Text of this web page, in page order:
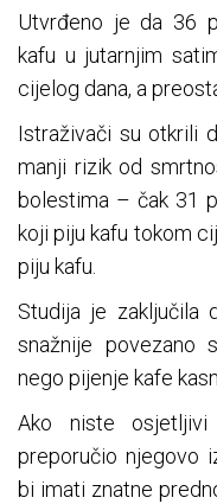
Utvrđeno je da 36
kafu u jutarnjim
cijelog dana, a
Istraživači su otkrili
manji rizik od
bolestima – čak 31
koji piju kafu tokom
piju kafu.
Studija je zaključila
snažnije povezano
nego pijenje kafe
Ako niste
preporučio njegovo
bi imati znatne